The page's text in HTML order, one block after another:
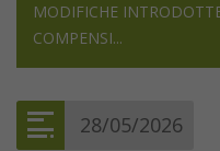
MODIFICHE
COMPENSI...
28/05/2026